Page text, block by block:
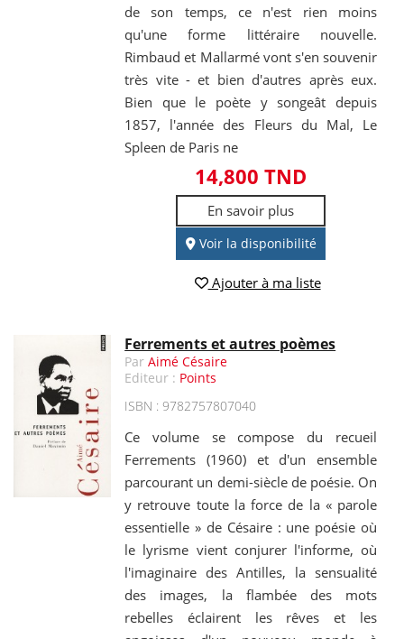
de son temps, ce n'est rien moins
qu'une forme littéraire nouvelle.
Rimbaud et Mallarmé vont s'en souvenir
très vite - et bien d'autres après eux.
Bien que le poète y songeât depuis
1857, l'année des Fleurs du Mal, Le
Spleen de Paris ne
14,800 TND
En savoir plus
Voir la disponibilité
Ajouter à ma liste
Ferrements et autres poèmes
ParAimé Césaire
Editeur : Points
ISBN : 9782757807040
Ce volume se compose du recueil
Ferrements (1960) et d'un ensemble
parcourant un demi-siècle de poésie. On
y retrouve toute la force de la « parole
essentielle » de Césaire : une poésie où
le lyrisme vient conjurer l'informe, où
l'imaginaire des Antilles, la sensualité
des images, la flambée des mots
rebelles éclairent les rêves et les